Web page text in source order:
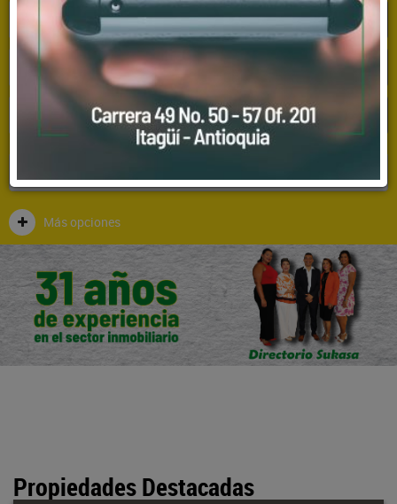
Más opciones
Propiedades Destacadas